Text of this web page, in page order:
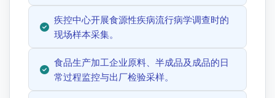
疾控中心开展食源性疾病流行病学调查时的
现场样本采集。
食品生产加工企业原料、半成品及成品的日
常过程监控与出厂检验采样。